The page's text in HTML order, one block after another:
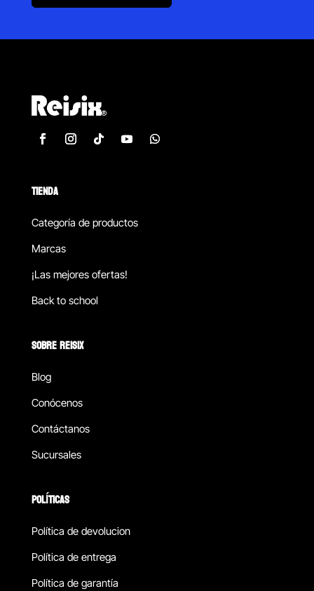
TIENDA
Categoría de productos
Marcas
¡Las mejores ofertas!
Back to school
SOBRE REISIX
Blog
Conócenos
Contáctanos
Sucursales
POLÍTICAS
Política de devolucion
Política de entrega
Política de garantía